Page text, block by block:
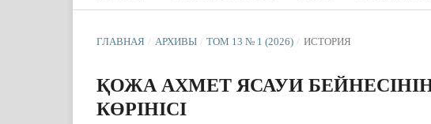
ГЛАВНАЯ / АРХИВЫ / ТОМ 13 № 1 (2026) / ИСТОРИЯ
ҚОЖА АХМЕТ ЯСАУИ БЕЙНЕСІНІҢ
КӨРІНІСІ